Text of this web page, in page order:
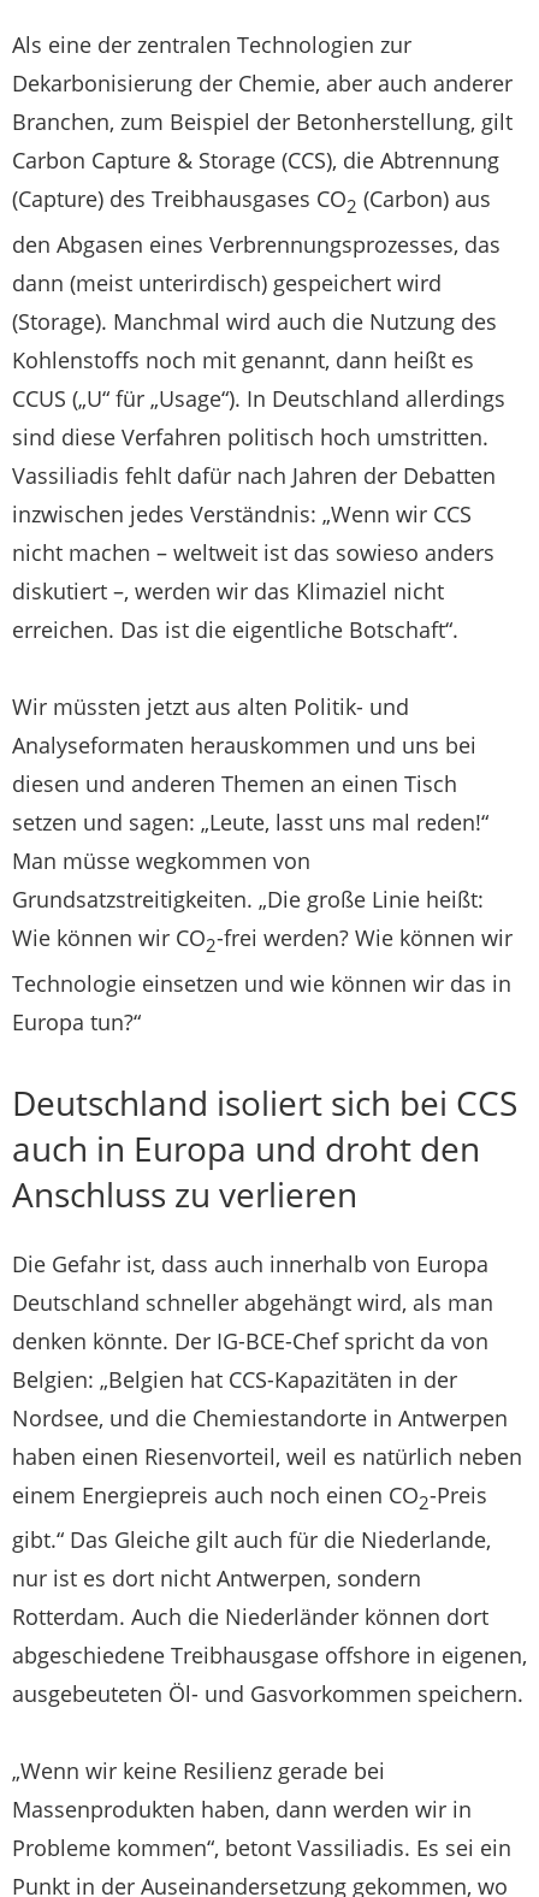
Als eine der zentralen Technologien zur
Dekarbonisierung der Chemie, aber auch anderer
Branchen, zum Beispiel der Betonherstellung, gilt
Carbon Capture & Storage (CCS), die Abtrennung
(Capture) des Treibhausgases CO2 (Carbon) aus
den Abgasen eines Verbrennungsprozesses, das
dann (meist unterirdisch) gespeichert wird
(Storage). Manchmal wird auch die Nutzung des
Kohlenstoffs noch mit genannt, dann heißt es
CCUS („U“ für „Usage“). In Deutschland allerdings
sind diese Verfahren politisch hoch umstritten.
Vassiliadis fehlt dafür nach Jahren der Debatten
inzwischen jedes Verständnis: „Wenn wir CCS
nicht machen – weltweit ist das sowieso anders
diskutiert –, werden wir das Klimaziel nicht
erreichen. Das ist die eigentliche Botschaft“.
Wir müssten jetzt aus alten Politik- und
Analyseformaten herauskommen und uns bei
diesen und anderen Themen an einen Tisch
setzen und sagen: „Leute, lasst uns mal reden!“
Man müsse wegkommen von
Grundsatzstreitigkeiten. „Die große Linie heißt:
Wie können wir CO2-frei werden? Wie können wir
Technologie einsetzen und wie können wir das in
Europa tun?“
Deutschland isoliert sich bei CCS
auch in Europa und droht den
Anschluss zu verlieren
Die Gefahr ist, dass auch innerhalb von Europa
Deutschland schneller abgehängt wird, als man
denken könnte. Der IG-BCE-Chef spricht da von
Belgien: „Belgien hat CCS-Kapazitäten in der
Nordsee, und die Chemiestandorte in Antwerpen
haben einen Riesenvorteil, weil es natürlich neben
einem Energiepreis auch noch einen CO2-Preis
gibt.“ Das Gleiche gilt auch für die Niederlande,
nur ist es dort nicht Antwerpen, sondern
Rotterdam. Auch die Niederländer können dort
abgeschiedene Treibhausgase offshore in eigenen,
ausgebeuteten Öl- und Gasvorkommen speichern.
„Wenn wir keine Resilienz gerade bei
Massenprodukten haben, dann werden wir in
Probleme kommen“, betont Vassiliadis. Es sei ein
Punkt in der Auseinandersetzung gekommen, wo